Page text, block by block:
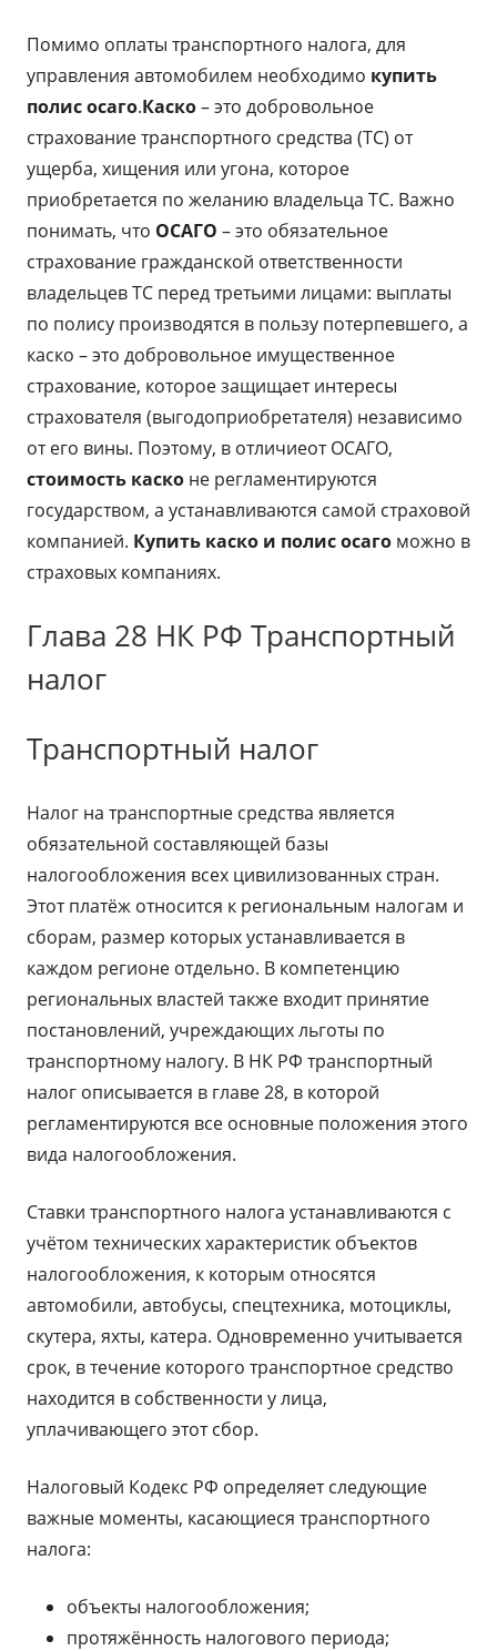
Помимо оплаты транспортного налога, для
управления автомобилем необходимо купить
полис осаго.Каско– это добровольное
страхование транспортного средства (ТС) от
ущерба, хищения или угона, которое
приобретается по желанию владельца ТС. Важно
понимать, что ОСАГО – это обязательное
страхование гражданской ответственности
владельцев ТС перед третьими лицами: выплаты
по полису производятся в пользу потерпевшего, а
каско – это добровольное имущественное
страхование, которое защищает интересы
страхователя (выгодоприобретателя) независимо
от его вины. Поэтому, в отличиеот ОСАГО,
стоимость каско не регламентируются
государством, а устанавливаются самой страховой
компанией. Купить каско и полис осаго можно в
страховых компаниях.
Глава 28 НК РФ Транспортный
налог
Транспортный налог
Налог на транспортные средства является
обязательной составляющей базы
налогообложения всех цивилизованных стран.
Этот платёж относится к региональным налогам и
сборам, размер которых устанавливается в
каждом регионе отдельно. В компетенцию
региональных властей также входит принятие
постановлений, учреждающих льготы по
транспортному налогу. В НК РФ транспортный
налог описывается в главе 28, в которой
регламентируются все основные положения этого
вида налогообложения.
Ставки транспортного налога устанавливаются с
учётом технических характеристик объектов
налогообложения, к которым относятся
автомобили, автобусы, спецтехника, мотоциклы,
скутера, яхты, катера. Одновременно учитывается
срок, в течение которого транспортное средство
находится в собственности у лица,
уплачивающего этот сбор.
Налоговый Кодекс РФ определяет следующие
важные моменты, касающиеся транспортного
налога:
объекты налогообложения;
протяжённость налогового периода;